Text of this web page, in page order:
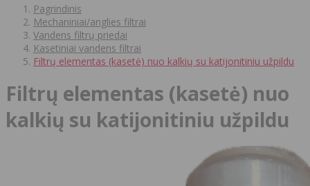
Pagrindinis
Mechaniniai/anglies filtrai
Vandens filtrų priedai
Kasetiniai vandens filtrai
Filtrų elementas (kasetė) nuo kalkių su katijonitiniu užpildu
Filtrų elementas (kasetė) nuo
kalkių su katijonitiniu užpildu